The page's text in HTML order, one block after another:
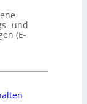
und
(E-